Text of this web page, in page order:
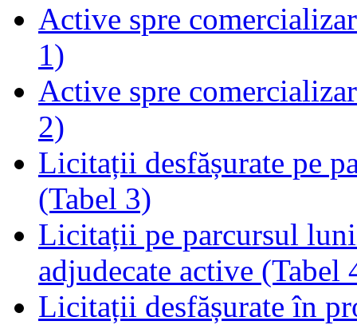
Active spre
1)
Active spre
2)
Licitații desfășurate pe
(Tabel 3)
Licitații pe parcursul
adjudecate active (Tabel
Licitații desfășurate în